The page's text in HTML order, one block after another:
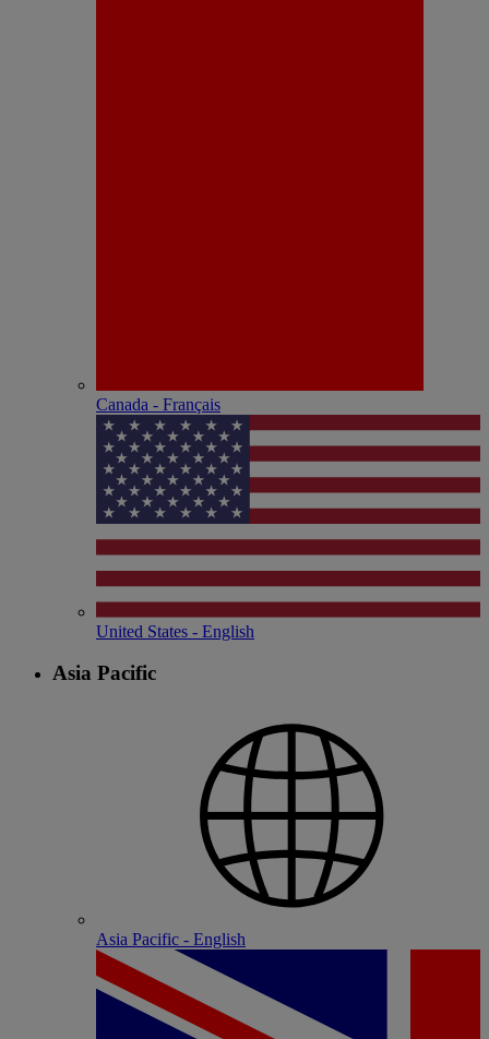
Canada - Français
United States - English
Asia Pacific
Asia Pacific - English